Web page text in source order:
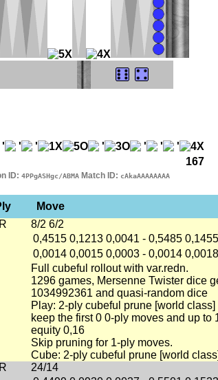
167
ID: 4PPgASHgc/ABMA Match ID: cAkaAAAAAAAA
Move
R 8/2 6/2
0,4515 0,1213 0,0041 - 0,5485 0,1455
0,0014 0,0015 0,0003 - 0,0014 0,0018
Full cubeful rollout with var.redn.
1296 games, Mersenne Twister dice
1034992361 and quasi-random dice
Play: 2-ply cubeful prune [world class]
keep the first 0 0-ply moves and up to
equity 0,16
Skip pruning for 1-ply moves.
Cube: 2-ply cubeful prune [world class]
R 24/14